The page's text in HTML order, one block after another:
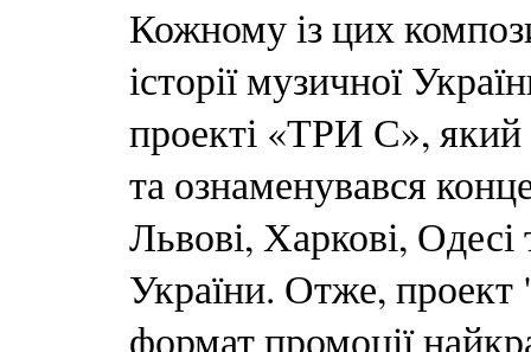
Кожному із цих
історії музичної
проекті «ТРИ С», який
та ознаменувався
Львові, Харкові,
України. Отже,
формат промоції